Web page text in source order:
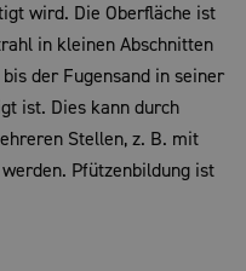
wird. Die Oberfläche ist
in kleinen Abschnitten
der Fugensand in seiner
ist. Dies kann durch
Stellen, z. B. mit
Pfützenbildung ist